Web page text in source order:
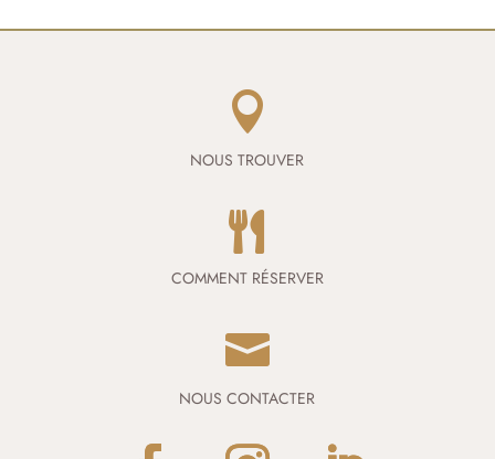

NOUS TROUVER

COMMENT RÉSERVER

NOUS CONTACTER